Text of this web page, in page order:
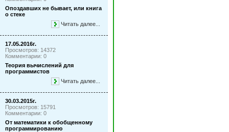
Опоздавших не бывает, или книга
о стеке
Читать далее...
17.05.2016г.
Просмотров: 14372
Комментарии: 0
Теория вычислений для
программистов
Читать далее...
30.03.2015г.
Просмотров: 15791
Комментарии: 0
От математики к обобщенному
программированию